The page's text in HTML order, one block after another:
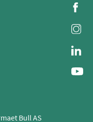
Bull AS